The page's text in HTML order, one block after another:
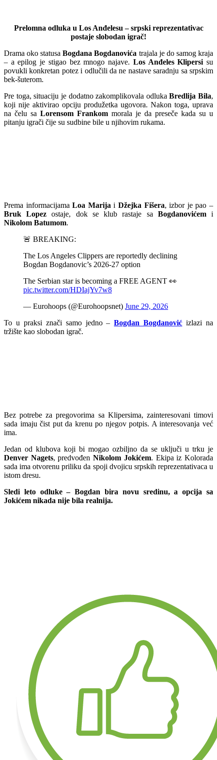
Prelomna odluka u Los Anđelesu – srpski reprezentativac
postaje slobodan igrač!
Drama oko statusaBogdana Bogdanovića trajala je do samog kraja
– a epilog je stigao bez mnogo najave. Los Anđeles Klipersi su
povukli konkretan potez i odlučili da ne nastave saradnju sa srpskim
bek-šuterom.
Pre toga, situaciju je dodatno zakomplikovala odlukaBredlija Bila,
koji nije aktivirao opciju produžetka ugovora. Nakon toga, uprava
na čelu sa Lorensom Frankom morala je da preseče kada su u
pitanju igrači čije su sudbine bile u njihovim rukama.
Prema informacijamaLoa Marija iDžejka Fišera, izbor je pao –
Bruk Lopez ostaje, dok se klub rastaje sa Bogdanovićemi
Nikolom Batumom.
🚨 BREAKING:
The Los Angeles Clippers are reportedly declining
Bogdan Bogdanovic’s 2026-27 option
The Serbian star is becoming a FREE AGENT 👀
pic.twitter.com/HDIajYv7w8
— Eurohoops (@Eurohoopsnet) June 29, 2026
To u praksi znači samo jedno –Bogdan Bogdanović izlazi na
tržište kao slobodan igrač.
Bez potrebe za pregovorima sa Klipersima, zainteresovani timovi
sada imaju čist put da krenu po njegov potpis. A interesovanja već
ima.
Jedan od klubova koji bi mogao ozbiljno da se uključi u trku je
Denver Nagets, predvođenNikolom Jokićem. Ekipa iz Kolorada
sada ima otvorenu priliku da spoji dvojicu srpskih reprezentativaca u
istom dresu.
Sledi leto odluke – Bogdan bira novu sredinu, a opcija sa
Jokićem nikada nije bila realnija.